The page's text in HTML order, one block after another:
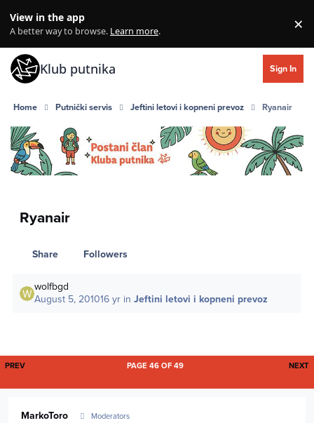
View in the app
A better way to browse. Learn more. ×
Klub putnika Sign In
Home Putnički servis Jeftini letovi i kopneni prevoz Ryanair
Ryanair
Share Followers
wolfbgd
August 5, 201016 yr inJeftini letovi i kopneni prevoz
FIRST PAGE
PREV NEXT
PAGE 46 OF 49
MarkoToro Moderators